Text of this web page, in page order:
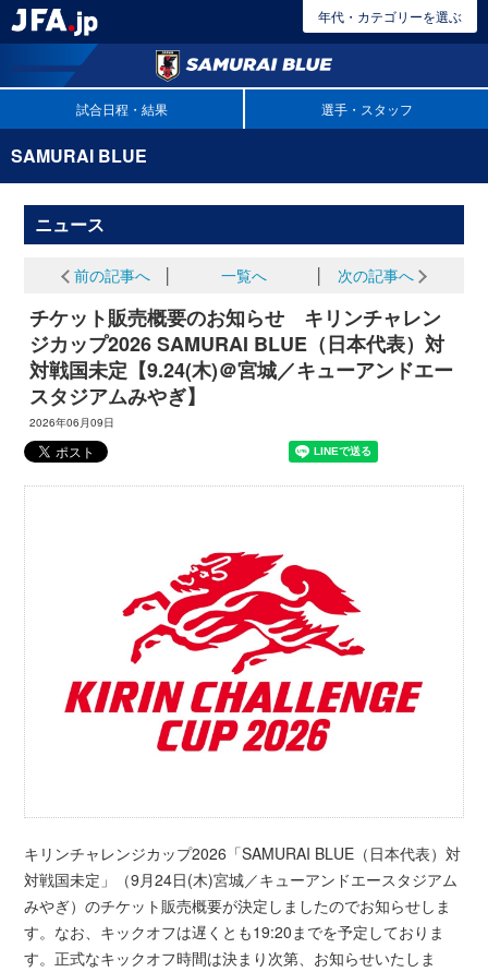
年代・カテゴリーを選ぶ
試合日程・結果 選手・スタッフ
SAMURAI BLUE
ニュース
前の記事へ 一覧へ 次の記事へ
チケット販売概要のお知らせ キリンチャレン
ジカップ2026 SAMURAI BLUE（日本代表）対
対戦国未定【9.24(木)＠宮城／キューアンドエー
スタジアムみやぎ】
2026年06月09日
キリンチャレンジカップ2026「SAMURAI BLUE（日本代表）対
対戦国未定」（9月24日(木)宮城／キューアンドエースタジアム
みやぎ）のチケット販売概要が決定しましたのでお知らせしま
す。なお、キックオフは遅くとも19:20までを予定しておりま
す。正式なキックオフ時間は決まり次第、お知らせいたしま